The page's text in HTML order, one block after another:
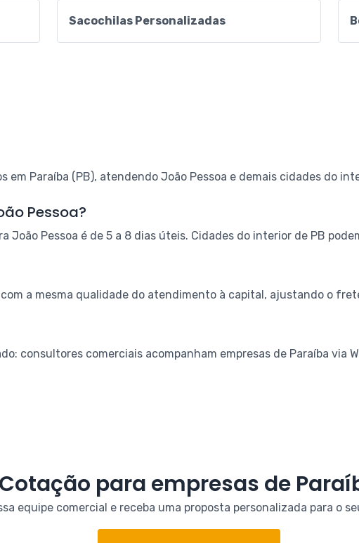
Sacochilas Personalizadas
em Paraíba (PB), atendendo João Pessoa e demais cidades do
Pessoa?
João Pessoa é de 5 a 8 dias úteis. Cidades do interior de PB
a mesma qualidade do atendimento à capital, ajustando o
consultores comerciais acompanham empresas de Paraíba via
Cotação para empresas de
equipe comercial e receba uma proposta personalizada para o